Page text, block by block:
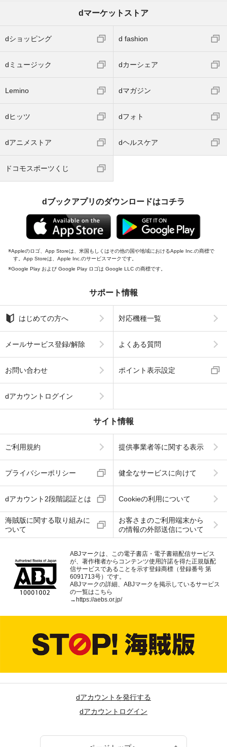
dマーケットストア
dショッピング d fashion
dミュージック dカーシェア
Lemino dマガジン
dヒッツ dフォト
dアニメストア dヘルスケア
ドコモスポーツくじ
dブックアプリのダウンロードはコチラ
Appleのロゴ、App Storeは、米国もしくはその他の国や地域におけるApple Inc.の商標で
す。App Storeは、Apple Inc.のサービスマークです。
Google Play および Google Play ロゴは Google LLC の商標です。
サポート情報
はじめての方へ 対応機種一覧
メールサービス登録/解除 よくある質問
お問い合わせ ポイント表示設定
dアカウントログイン
サイト情報
ご利用規約 提供事業者等に関する表示
プライバシーポリシー 健全なサービスに向けて
dアカウント2段階認証とは Cookieの利用について
海賊版に関する取り組みに
ついて
お客さまのご利用端末から
の情報の外部送信について
ABJマークは、この電子書店・電子書籍配信サービス
が、著作権者からコンテンツ使用許諾を得た正規版配
信サービスであることを示す登録商標（登録番号 第
6091713号）です。
ABJマークの詳細、ABJマークを掲示しているサービス
の一覧はこちら
→ https://aebs.or.jp/
dアカウントを発行する
dアカウントログイン